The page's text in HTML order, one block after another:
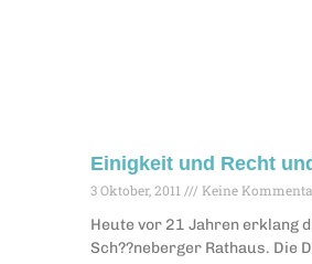
Einigkeit und Recht
3 Oktober, 2011 Keine
Heute vor 21 Jahren erklang
Sch??neberger Rathaus. Die